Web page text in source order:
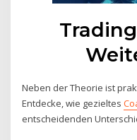
Neben der Theorie ist
Entdecke, wie gezieltes
entscheidenden